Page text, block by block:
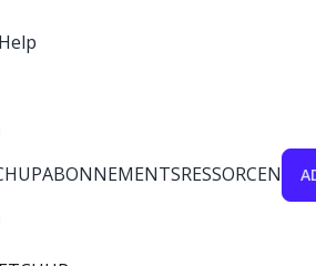
Help
ABONNEMENTSRESSORCEN